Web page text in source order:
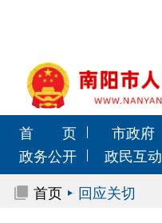
首 页 市政府
政务公开
政民互动
首页
回应关切